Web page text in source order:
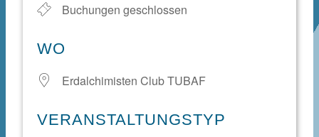
Buchungen geschlossen
WO
Erdalchimisten Club TUBAF
VERANSTALTUNGSTYP